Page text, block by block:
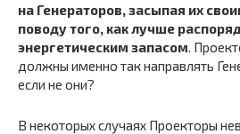
на Генераторов, засыпая их
поводу того, как лучше
энергетическим запасом.
должны именно так направлять
если не они?
В некоторых случаях Проекторы